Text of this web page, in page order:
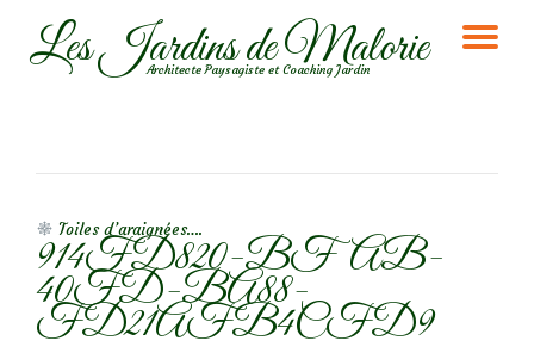
AllerLes Jardins de Malorie
Architecte Paysagiste et Coaching Jardin
Toiles d’araignées….
914FD820-BFAB-
40FD-BA88-
FD21AFB4CFD9